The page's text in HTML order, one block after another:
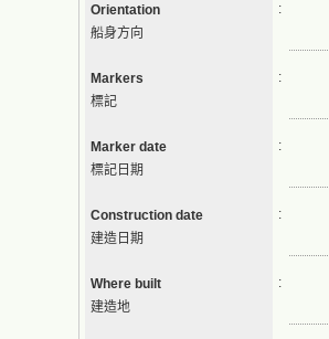
Orientation
船身方向
:
Markers
標記
:
Marker date
標記日期
:
Construction date
建造日期
:
Where built
建造地
: